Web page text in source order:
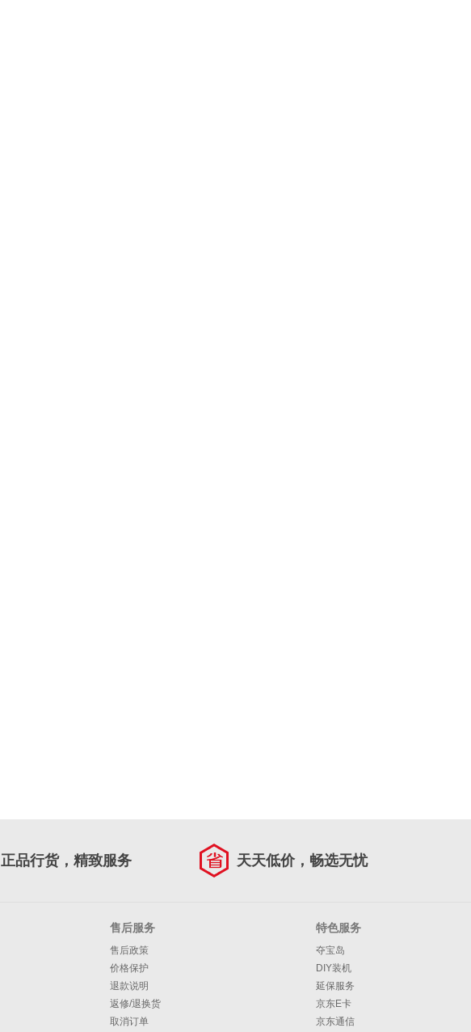
正品行货，精致服务 天天低价，畅选无忧
售后服务
售后政策
价格保护
退款说明
返修/退换货
取消订单
特色服务
夺宝岛
DIY装机
延保服务
京东E卡
京东通信